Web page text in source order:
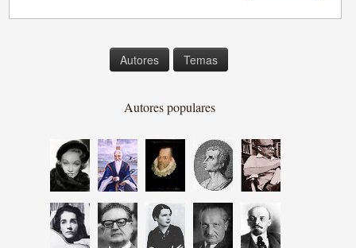
Autores Temas
Autores populares